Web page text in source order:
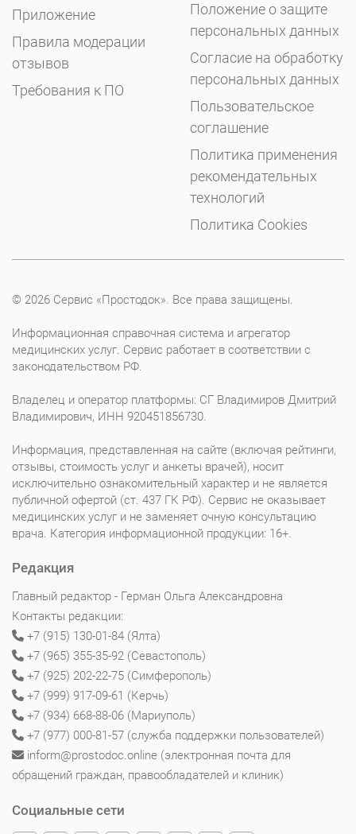
Приложение
Правила модерации
отзывов
Требования к ПО
Положение о защите
персональных данных
Согласие на обработку
персональных данных
Пользовательское
соглашение
Политика применения
рекомендательных
технологий
Политика Cookies
© 2026 Сервис «Простодок». Все права защищены.
Информационная справочная система и агрегатор
медицинских услуг. Сервис работает в соответствии с
законодательством РФ.
Владелец и оператор платформы: СГ Владимиров Дмитрий
Владимирович, ИНН 920451856730.
Информация, представленная на сайте (включая рейтинги,
отзывы, стоимость услуг и анкеты врачей), носит
исключительно ознакомительный характер и не является
публичной офертой (ст. 437 ГК РФ). Сервис не оказывает
медицинских услуг и не заменяет очную консультацию
врача. Категория информационной продукции: 16+.
Редакция
Главный редактор - Герман Ольга Александровна
Контакты редакции:
+7 (915) 130-01-84 (Ялта)
+7 (965) 355-35-92 (Севастополь)
+7 (925) 202-22-75 (Симферополь)
+7 (999) 917-09-61 (Керчь)
+7 (934) 668-88-06 (Мариуполь)
+7 (977) 000-81-57 (служба поддержки пользователей)
inform@prostodoc.online (электронная почта для
обращений граждан, правообладателей и клиник)
Социальные сети